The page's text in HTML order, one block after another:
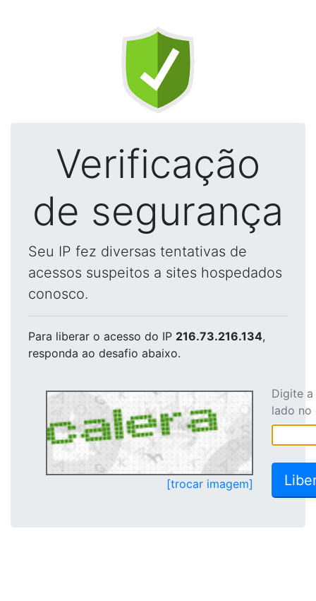
Verificação
de segurança
Seu IP fez diversas tentativas de
acessos suspeitos a sites hospedados
conosco.
Para liberar o acesso do IP 216.73.216.134,
responda ao desafio abaixo.
[trocar imagem]
Digite
lado no